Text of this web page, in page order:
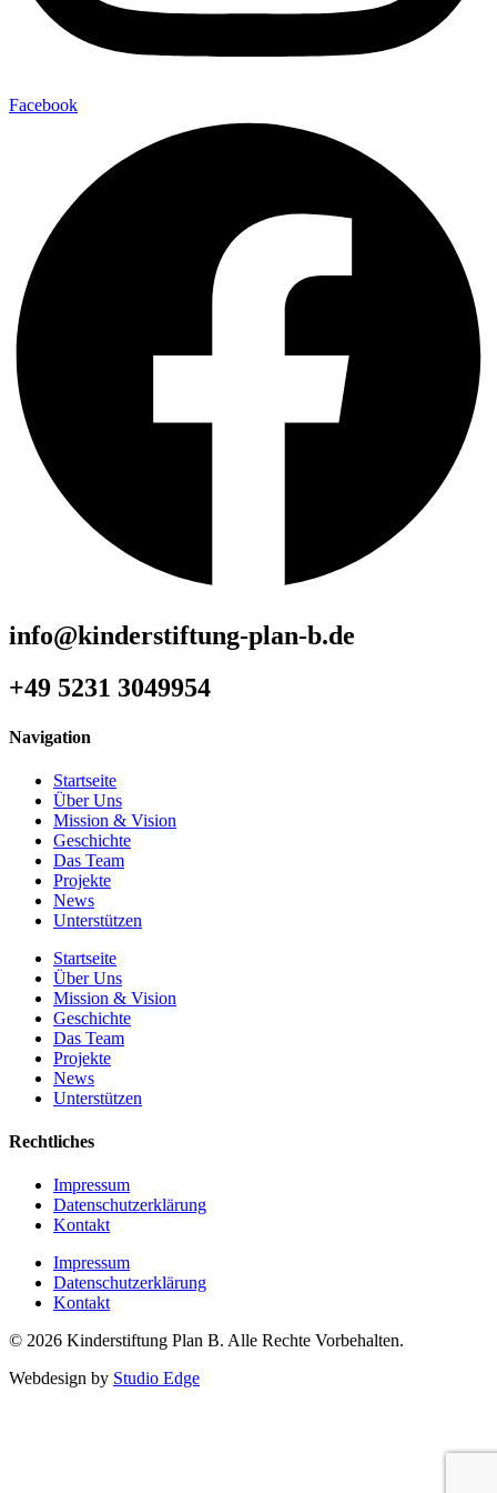
Facebook
info@kinderstiftung-plan-b.de
+49 5231 3049954
Navigation
Startseite
Über Uns
Mission & Vision
Geschichte
Das Team
Projekte
News
Unterstützen
Startseite
Über Uns
Mission & Vision
Geschichte
Das Team
Projekte
News
Unterstützen
Rechtliches
Impressum
Datenschutzerklärung
Kontakt
Impressum
Datenschutzerklärung
Kontakt
© 2026 Kinderstiftung Plan B. Alle Rechte Vorbehalten.
Webdesign by Studio Edge